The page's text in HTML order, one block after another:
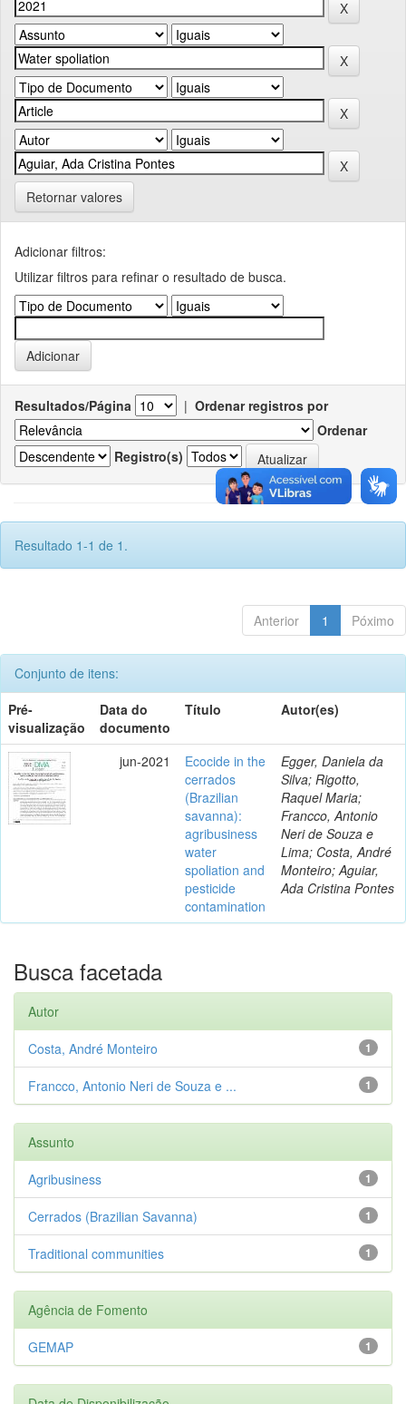
Retornar valores
Adicionar filtros:
Utilizar filtros para refinar o resultado de busca.
Resultados/Página | Ordenar registros por
Ordenar
Registro(s)
Resultado 1-1 de 1.
Anterior 1 Póximo
Conjunto de itens:
Pré-
visualização
Data do
documento
Título Autor(es)
jun-2021
Ecocide in the
cerrados
(Brazilian
savanna):
agribusiness
water
spoliation and
pesticide
contamination
Egger, Daniela da
Silva; Rigotto,
Raquel Maria;
Francco, Antonio
Neri de Souza e
Lima; Costa, André
Monteiro; Aguiar,
Ada Cristina Pontes
Busca facetada
Autor
1
Costa, André Monteiro
1
Francco, Antonio Neri de Souza e ...
Assunto
1
Agribusiness
1
Cerrados (Brazilian Savanna)
1
Traditional communities
Agência de Fomento
1
GEMAP